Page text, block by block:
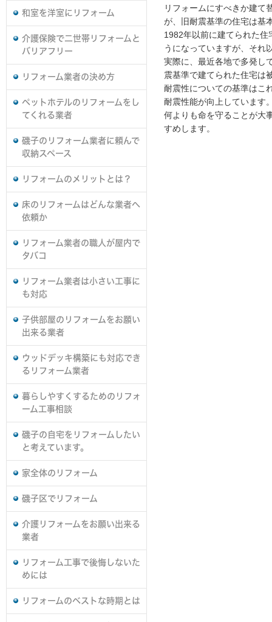
和室を洋室にリフォーム
介護保険で二世帯リフォームと
バリアフリー
リフォーム業者の決め方
ペットホテルのリフォームをし
てくれる業者
磯子のリフォーム業者に頼んで
収納スペース
リフォームのメリットとは？
床のリフォームはどんな業者へ
依頼か
リフォーム業者の職人が屋内で
タバコ
リフォーム業者は小さい工事に
も対応
子供部屋のリフォームをお願い
出来る業者
ウッドデッキ構築にも対応でき
るリフォーム業者
暮らしやすくするためのリフォ
ーム工事相談
磯子の自宅をリフォームしたい
と考えています。
家全体のリフォーム
磯子区でリフォーム
介護リフォームをお願い出来る
業者
リフォーム工事で後悔しないた
めには
リフォームのベストな時期とは
リフォームにすべきか建て
が、旧耐震基準の住宅は基
1982年以前に建てられた
うになっていますが、それ
実際に、最近各地で多発し
震基準で建てられた住宅は
耐震性についての基準はこ
耐震性能が向上しています
何よりも命を守ることが大
すめします。